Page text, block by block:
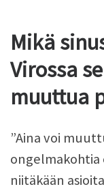
Mikä
Virossa
muuttua
”Aina voi
niitäkään